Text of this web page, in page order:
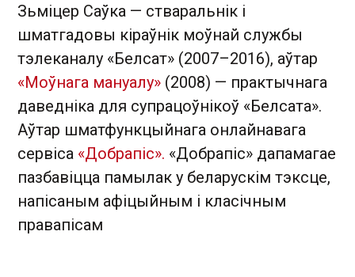
Зьміцер Саўка — стваральнік і
шматгадовы кіраўнік моўнай службы
тэлеканалу «Белсат» (2007–2016), аўтар
«Моўнага мануалу» (2008) — практычнага
даведніка для супрацоўнікоў «Белсата».
Аўтар шматфункцыйнага онлайнавага
сервіса «Добрапіс». «Добрапіс» дапамагае
пазбавіцца памылак у беларускім тэксце,
напісаным афіцыйным і класічным
правапісам